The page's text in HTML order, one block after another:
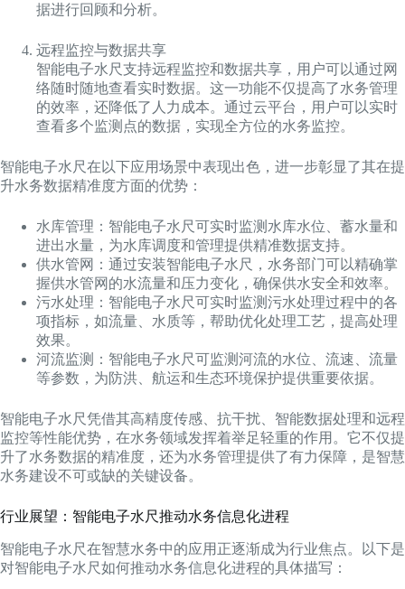
据进行回顾和分析。
远程监控与数据共享
智能电子水尺支持远程监控和数据共享，用户可以通过网
络随时随地查看实时数据。这一功能不仅提高了水务管理
的效率，还降低了人力成本。通过云平台，用户可以实时
查看多个监测点的数据，实现全方位的水务监控。
智能电子水尺在以下应用场景中表现出色，进一步彰显了其在提
升水务数据精准度方面的优势：
水库管理：智能电子水尺可实时监测水库水位、蓄水量和
进出水量，为水库调度和管理提供精准数据支持。
供水管网：通过安装智能电子水尺，水务部门可以精确掌
握供水管网的水流量和压力变化，确保供水安全和效率。
污水处理：智能电子水尺可实时监测污水处理过程中的各
项指标，如流量、水质等，帮助优化处理工艺，提高处理
效果。
河流监测：智能电子水尺可监测河流的水位、流速、流量
等参数，为防洪、航运和生态环境保护提供重要依据。
智能电子水尺凭借其高精度传感、抗干扰、智能数据处理和远程
监控等性能优势，在水务领域发挥着举足轻重的作用。它不仅提
升了水务数据的精准度，还为水务管理提供了有力保障，是智慧
水务建设不可或缺的关键设备。
行业展望：智能电子水尺推动水务信息化进程
智能电子水尺在智慧水务中的应用正逐渐成为行业焦点。以下是
对智能电子水尺如何推动水务信息化进程的具体描写：